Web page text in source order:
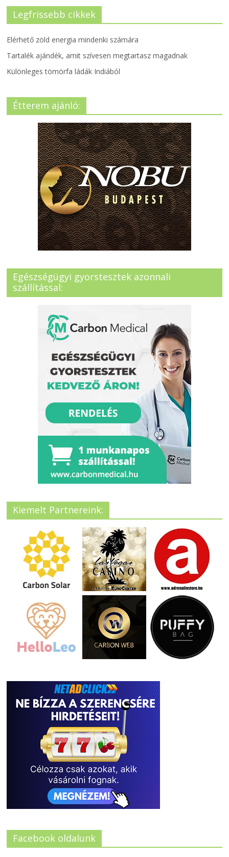
Legfrissebb cikkek
Elérhető zöld energia mindenki számára
Tartalék ajándék, amit szívesen megtartasz magadnak
Különleges tömörfa ládák Indiából
Étterem ajánló:
Egészségügyi gyorstesztek azonnali
szállítással:
Kiemelt Partnereink:
Facebook oldalunk